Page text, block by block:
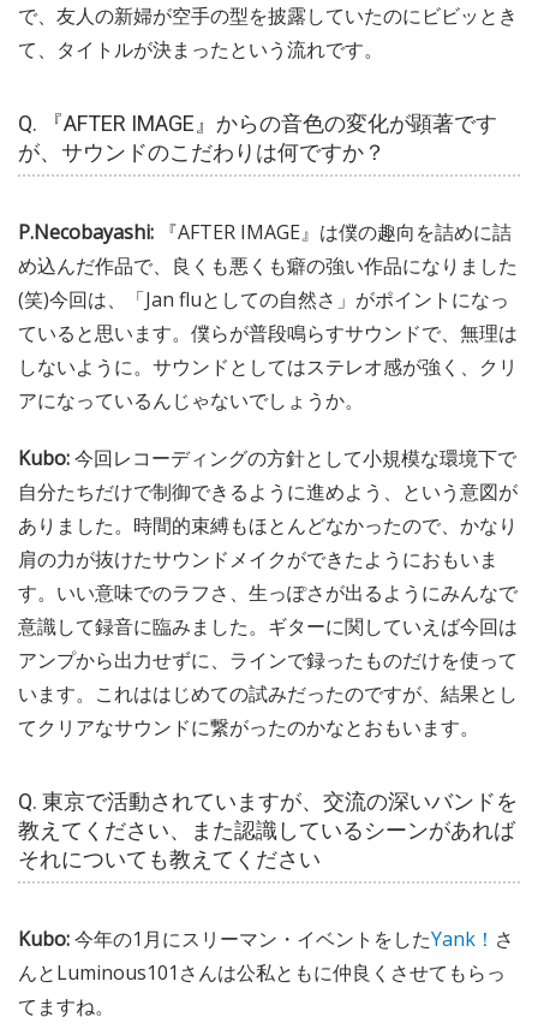
で、友人の新婦が空手の型を披露していたのにビビッとき
て、タイトルが決まったという流れです。
Q. 『AFTER IMAGE』からの音色の変化が顕著です
が、サウンドのこだわりは何ですか？
P.Necobayashi: 『AFTER IMAGE』は僕の趣向を詰めに詰
め込んだ作品で、良くも悪くも癖の強い作品になりました
(笑)今回は、「Jan fluとしての自然さ」がポイントになっ
ていると思います。僕らが普段鳴らすサウンドで、無理は
しないように。サウンドとしてはステレオ感が強く、クリ
アになっているんじゃないでしょうか。
Kubo:今回レコーディングの方針として小規模な環境下で
自分たちだけで制御できるように進めよう、という意図が
ありました。時間的束縛もほとんどなかったので、かなり
肩の力が抜けたサウンドメイクができたようにおもいま
す。いい意味でのラフさ、生っぽさが出るようにみんなで
意識して録音に臨みました。ギターに関していえば今回は
アンプから出力せずに、ラインで録ったものだけを使って
います。これははじめての試みだったのですが、結果とし
てクリアなサウンドに繋がったのかなとおもいます。
Q. 東京で活動されていますが、交流の深いバンドを
教えてください、また認識しているシーンがあれば
それについても教えてください
Kubo:今年の1月にスリーマン・イベントをしたYank！ さ
んとLuminous101さんは公私ともに仲良くさせてもらっ
てますね。